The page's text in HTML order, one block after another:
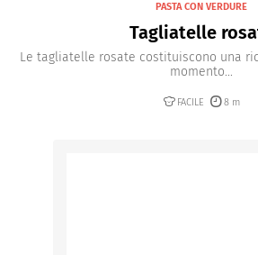
PASTA CON VERDURE
Tagliatelle
Le tagliatelle rosate costituiscono una
momento...
FACILE 8 m